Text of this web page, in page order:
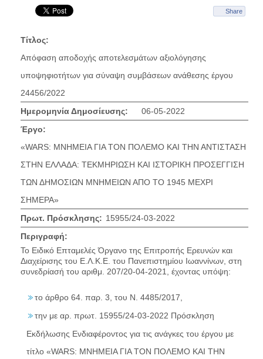
Share
Τίτλος:
Απόφαση αποδοχής αποτελεσμάτων αξιολόγησης
υποψηφιοτήτων για σύναψη συμβάσεων ανάθεσης έργου
24456/2022
Ημερομηνία Δημοσίευσης:
06-05-2022
Έργο:
«WARS: ΜΝΗΜΕΙΑ ΓΙΑ ΤΟΝ ΠΟΛΕΜΟ ΚΑΙ ΤΗΝ ΑΝΤΙΣΤΑΣΗ
ΣΤΗΝ ΕΛΛΑΔΑ: ΤΕΚΜΗΡΙΩΣΗ ΚΑΙ ΙΣΤΟΡΙΚΗ ΠΡΟΣΕΓΓΙΣΗ
ΤΩΝ ΔΗΜΟΣΙΩΝ ΜΝΗΜΕΙΩΝ ΑΠΟ ΤΟ 1945 ΜΕΧΡΙ
ΣΗΜΕΡΑ»
Πρωτ. Πρόσκλησης: 15955/24-03-2022
Περιγραφή:
Το Ειδικό Επταμελές Όργανο της Επιτροπής Ερευνών και
Διαχείρισης του Ε.Λ.Κ.Ε. του Πανεπιστημίου Ιωαννίνων, στη
συνεδρίασή του αριθμ. 207/20-04-2021, έχοντας υπόψη:
το άρθρο 64. παρ. 3, του Ν. 4485/2017,
την με αρ. πρωτ. 15955/24-03-2022 Πρόσκληση
Εκδήλωσης Ενδιαφέροντος για τις ανάγκες του έργου με
τίτλο «WARS: ΜΝΗΜΕΙΑ ΓΙΑ ΤΟΝ ΠΟΛΕΜΟ ΚΑΙ ΤΗΝ